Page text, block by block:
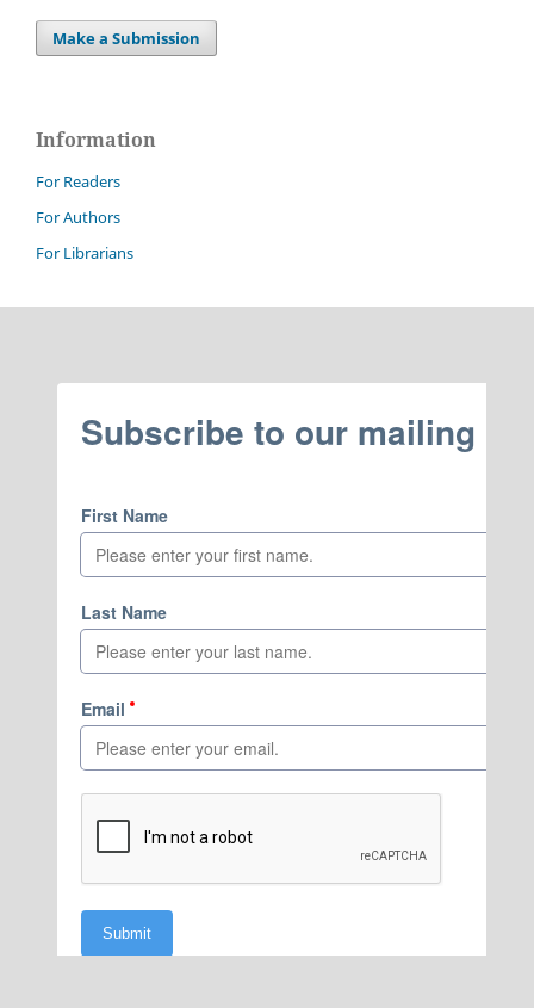
Make a Submission
Information
For Readers
For Authors
For Librarians